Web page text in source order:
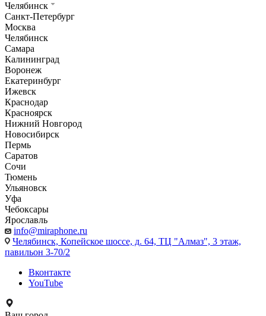
Челябинск
Санкт-Петербург
Москва
Челябинск
Самара
Калининград
Воронеж
Екатеринбург
Ижевск
Краснодар
Красноярск
Нижний Новгород
Новосибирск
Пермь
Саратов
Сочи
Тюмень
Ульяновск
Уфа
Чебоксары
Ярославль
info@miraphone.ru
Челябинск, Копейское шоссе, д. 64, ТЦ "Алмаз", 3 этаж,
павильон 3-70/2
Вконтакте
YouTube